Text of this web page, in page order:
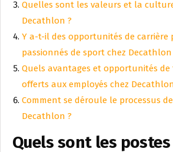
Quelles sont les valeurs et la
Decathlon ?
Y a-t-il des opportunités de carrière
passionnés de sport chez Decathlon
Quels avantages et opportunités
offerts aux employés chez
Comment se déroule le processus
Decathlon ?
Quels sont les postes